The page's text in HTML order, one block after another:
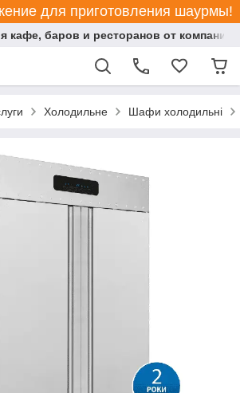
для приготовления шаурмы!
кафе, баров и ресторанов от компании
Холодильне Шафи холодильні